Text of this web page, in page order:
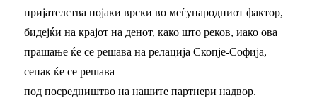
пријателства појаки врски во меѓународниот фактор,
бидејќи на крајот на денот, како што реков, иако ова
прашање ќе се решава на релација Скопје-Софија,
сепак ќе се решава
под посредништво на нашите партнери надвор.